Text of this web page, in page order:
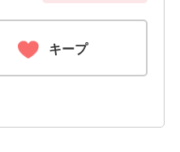
キープ